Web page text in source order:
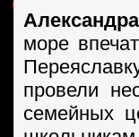
море
провели
семейных